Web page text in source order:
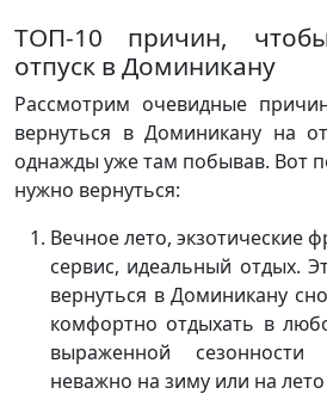
ТОП-10 причин,
отпуск в Доминикану
Рассмотрим очевидные
вернуться в Доминикану на
однажды уже там побывав. Вот
нужно вернуться:
Вечное лето, экзотические
сервис, идеальный отдых.
вернуться в Доминикану
комфортно отдыхать в
выраженной
неважно на зиму или на лето